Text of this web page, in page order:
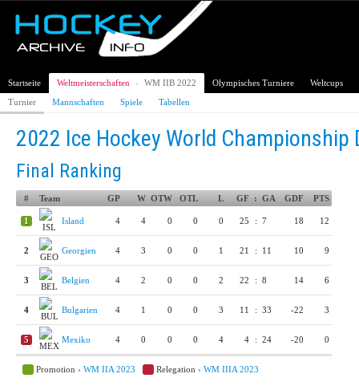
Startseite Weltmeisterschaften › WM IIB 2022 Olympisches Turniere
Weltcups
Turnier
Mannschaften Spiele Tabellen
2022 Ice Hockey World Championship
Final Ranking
# Team GP W OTW OTL L GF : GA GDF PTS
1 Island 4 4 0 0 0 25 : 7 18 12
2 Georgien 4 3 0 0 1 21 : 11 10 9
3 Belgien 4 2 0 0 2 22 : 8 14 6
4 Bulgarien 4 1 0 0 3 11 : 33 -22 3
5 Mexiko 4 0 0 0 4 4 : 24 -20 0
Promotion › WM IIA 2023 Relegation › WM IIIA 2023